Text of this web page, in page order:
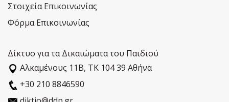
Στοιχεία Επικοινωνίας
Φόρμα Επικοινωνίας
Δίκτυο για τα Δικαιώματα του Παιδιού
Αλκαµένους 11Β, ΤΚ 104 39 Αθήνα
+30 210 8846590